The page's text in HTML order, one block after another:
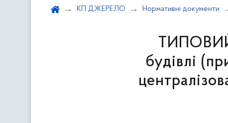
КП ДЖЕРЕЛО Нормативні документи
будівлі